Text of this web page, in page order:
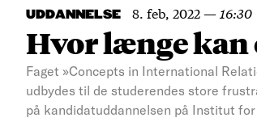
UDDANNELSE 8. feb, 2022— 16:30
Hvor længe
Faget »Concepts in International
udbydes til de studerendes store
på kandidatuddannelsen på Institut